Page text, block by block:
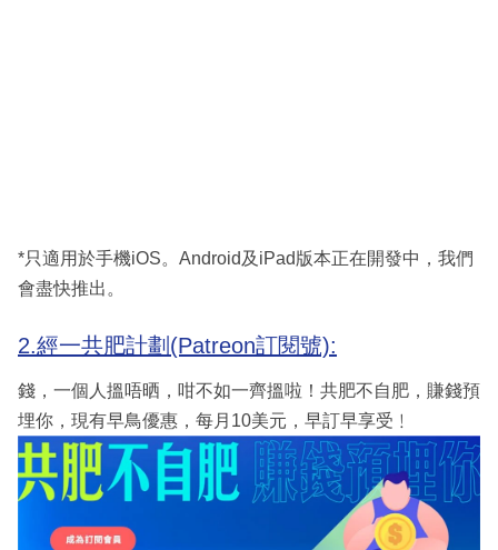
*只適用於手機iOS。Android及iPad版本正在開發中，我們
會盡快推出。
2.經一共肥計劃(Patreon訂閱號):
錢，一個人搵唔晒，咁不如一齊搵啦！共肥不自肥，賺錢預
埋你，現有早鳥優惠，每月10美元，早訂早享受﹗